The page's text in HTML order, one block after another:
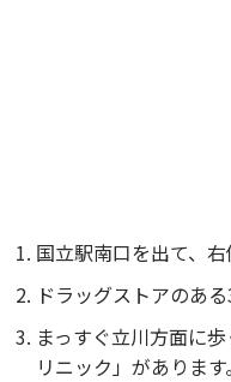
国立駅南口を出て、右
ドラッグストアのあ
まっすぐ立川方面に
リニック」があります。